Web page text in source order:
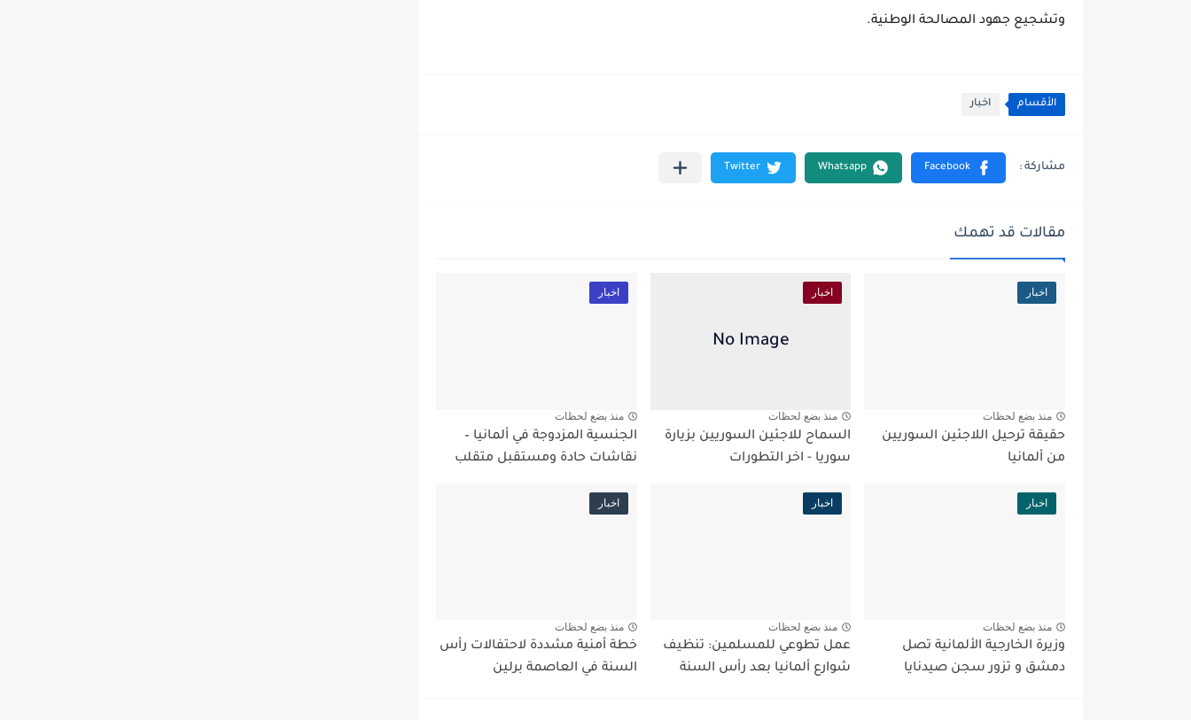
وتشجيع جهود المصالحة الوطنية.
الأقسام اخبار
مقالات قد تهمك
اخبار
منذ بضع لحظات
حقيقة ترحيل اللاجئين السوريين
من ألمانيا
اخبار
منذ بضع لحظات
السماح للاجئين السوريين بزيارة
سوريا - اخر التطورات
اخبار
منذ بضع لحظات
الجنسية المزدوجة في ألمانيا –
نقاشات حادة ومستقبل متقلب
اخبار
منذ بضع لحظات
وزيرة الخارجية الألمانية تصل
دمشق و تزور سجن صيدنايا
اخبار
منذ بضع لحظات
عمل تطوعي للمسلمين: تنظيف
شوارع ألمانيا بعد رأس السنة
اخبار
منذ بضع لحظات
خطة أمنية مشددة لاحتفالات رأس
السنة في العاصمة برلين